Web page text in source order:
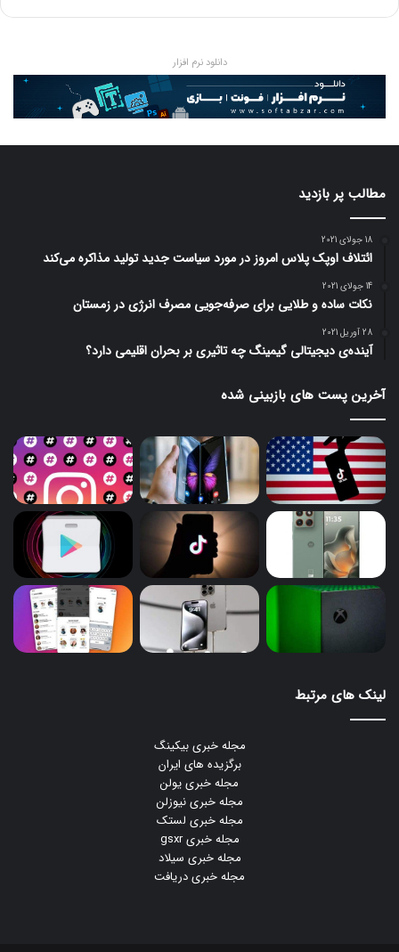
دانلود نرم افزار
مطالب پر بازدید
18 جولای 2021
ائتلاف اوپک پلاس امروز در مورد سیاست جدید تولید مذاکره می‌کند
14 جولای 2021
نکات ساده و طلایی برای صرفه‌جویی مصرف انرژی در زمستان
28 آوریل 2021
آینده‌ی دیجیتالی گیمینگ چه تاثیری بر بحران اقلیمی دارد؟
آخرین پست های بازبینی شده
لینک های مرتبط
مجله خبری بیکینگ
برگزیده های ایران
مجله خبری یولن
مجله خبری نیوزلن
مجله خبری لستک
مجله خبری gsxr
مجله خبری سیلاد
مجله خبری دریافت